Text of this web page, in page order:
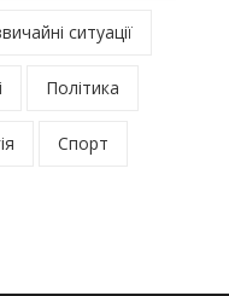
ситуації
Політика
Спорт